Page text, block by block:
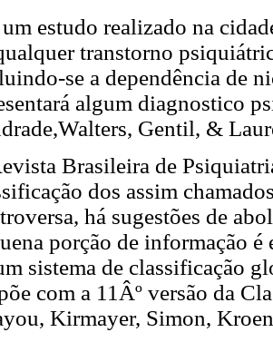
estudo realizado na
transtorno
se a dependência de
algum diagnostico
Gentil, &
Brasileira de
dos assim
há sugestões de
porção de informação
sistema de classificação
com a 11Âº versão da
Kirmayer, Simon,